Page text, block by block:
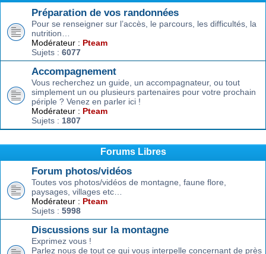
Préparation de vos randonnées
Pour se renseigner sur l’accès, le parcours, les difficultés, la
nutrition…
Modérateur : Pteam
Sujets : 6077
Accompagnement
Vous recherchez un guide, un accompagnateur, ou tout
simplement un ou plusieurs partenaires pour votre prochain
périple ? Venez en parler ici !
Modérateur : Pteam
Sujets : 1807
Forums Libres
Forum photos/vidéos
Toutes vos photos/vidéos de montagne, faune flore,
paysages, villages etc…
Modérateur : Pteam
Sujets : 5998
Discussions sur la montagne
Exprimez vous !
Parlez nous de tout ce qui vous interpelle concernant de près